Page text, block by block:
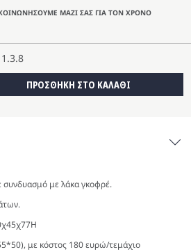
ΜΑΖΙ ΣΑΣ ΓΙΑ ΤΟΝ ΧΡΟΝΟ
ΠΡΟΣΘΗΚΗ ΣΤΟ ΚΑΛΑΘΙ
συνδυασμό με λάκα γκοφρέ.
με κόστος 180 ευρώ/τεμάχιο